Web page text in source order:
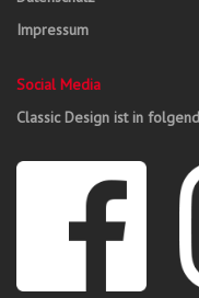
Impressum
Social Media
Classic Design ist in